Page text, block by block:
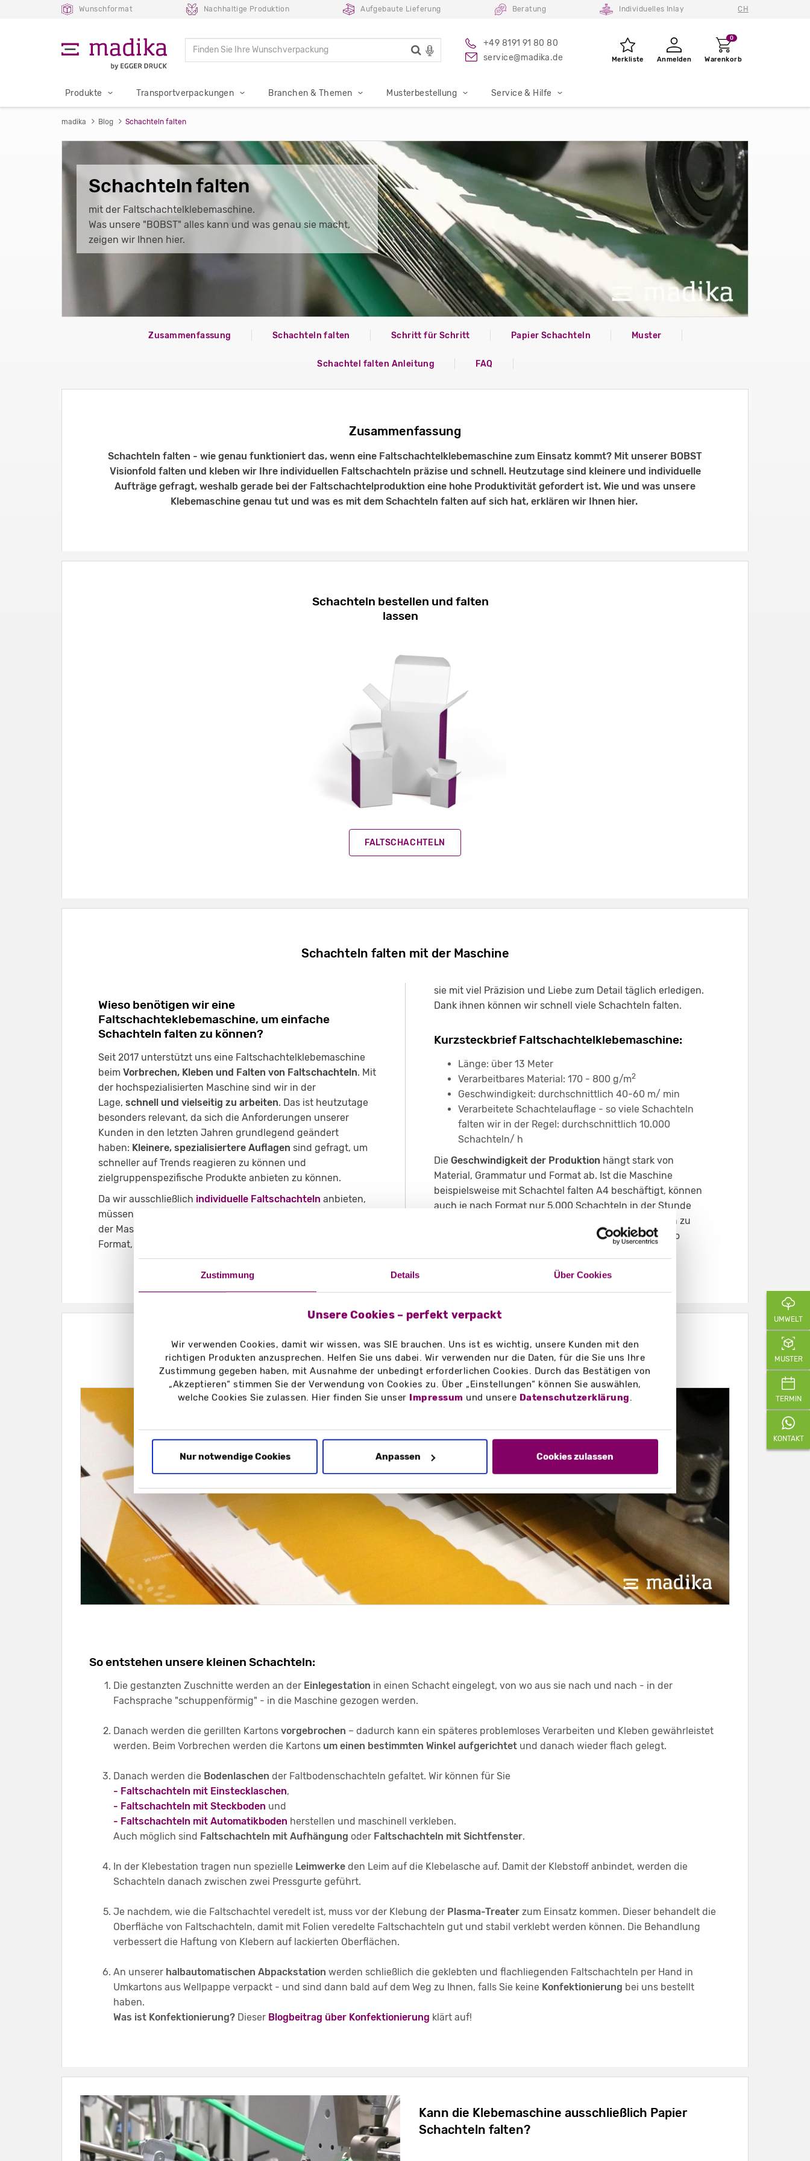
Zustimmung Details Über Cookies
Unsere Cookies – perfekt verpackt
Wir verwenden Cookies, damit wir wissen, was SIE brauchen. Uns ist es wichtig, unsere Kunden mit den
richtigen Produkten anzusprechen. Helfen Sie uns dabei. Wir verwenden nur die Daten, für die Sie uns Ihre
Zustimmung gegeben haben, mit Ausnahme der unbedingt erforderlichen Cookies. Durch das Bestätigen von
„Akzeptieren“ stimmen Sie der Verwendung von Cookies zu. Über „Einstellungen“ können Sie auswählen,
welche Cookies Sie zulassen. Hier finden Sie unser Impressum und unsere Datenschutzerklärung.
Nur notwendige Cookies Anpassen Cookies zulassen
Wunschformat Nachhaltige Produktion Aufgebaute Lieferung Beratung Individuelles Inlay CH
+49 8191 91 80 80
service@madika.de
Merkliste Anmelden
0
Warenkorb
Produkte Transportverpackungen Branchen & Themen Musterbestellung Service & Hilfe
madika Blog Schachteln falten
Schachteln falten
mit der Faltschachtelklebemaschine.
Was unsere "BOBST" alles kann und was genau sie macht,
zeigen wir Ihnen hier.
Zusammenfassung Schachteln falten Schritt für Schritt Papier Schachteln Muster
Schachtel falten Anleitung FAQ
Zusammenfassung
Schachteln falten - wie genau funktioniert das, wenn eine Faltschachtelklebemaschine zum Einsatz kommt? Mit unserer BOBST
Visionfold falten und kleben wir Ihre individuellen Faltschachteln präzise und schnell. Heutzutage sind kleinere und individuelle
Aufträge gefragt, weshalb gerade bei der Faltschachtelproduktion eine hohe Produktivität gefordert ist. Wie und was unsere
Klebemaschine genau tut und was es mit dem Schachteln falten auf sich hat, erklären wir Ihnen hier.
Schachteln bestellen und falten
lassen
FALTSCHACHTELN
Schachteln falten mit der Maschine
Wieso benötigen wir eine
Faltschachteklebemaschine, um einfache
Schachteln falten zu können?
Seit 2017 unterstützt uns eine Faltschachtelklebemaschine
beim Vorbrechen, Kleben und Falten von Faltschachteln. Mit
der hochspezialisierten Maschine sind wir in der
Lage, schnell und vielseitig zu arbeiten. Das ist heutzutage
besonders relevant, da sich die Anforderungen unserer
Kunden in den letzten Jahren grundlegend geändert
haben: Kleinere, spezialisiertere Auflagen sind gefragt, um
schneller auf Trends reagieren zu können und
zielgruppenspezifische Produkte anbieten zu können.
Da wir ausschließlich individuelle Faltschachteln anbieten,
müssen sich unsere Maschinenführer bei jedem Einrichten
der Maschine stetig auf die neuen Umstände, das neue
Format, das Material und die Veredelungen einstellen - was
sie mit viel Präzision und Liebe zum Detail täglich erledigen.
Dank ihnen können wir schnell viele Schachteln falten.
Kurzsteckbrief Faltschachtelklebemaschine:
Länge: über 13 Meter
Verarbeitbares Material: 170 - 800 g/m2
Geschwindigkeit: durchschnittlich 40-60 m/ min
Verarbeitete Schachtelauflage - so viele Schachteln
falten wir in der Regel: durchschnittlich 10.000
Schachteln/ h
Die Geschwindigkeit der Produktion hängt stark von
Material, Grammatur und Format ab. Ist die Maschine
beispielsweise mit Schachtel falten A4 beschäftigt, können
auch je nach Format nur 5.000 Schachteln in der Stunde
verarbeitet werden. Geht es darum, kleine Schachteln zu
basteln, so können sogar bis zu 15.000 Schachteln pro
Schritt für Schritt - so entstehen die Faltschachteln
So entstehen unsere kleinen Schachteln:
Die gestanzten Zuschnitte werden an der Einlegestation in einen Schacht eingelegt, von wo aus sie nach und nach - in der
Fachsprache "schuppenförmig" - in die Maschine gezogen werden.
Danach werden die gerillten Kartons vorgebrochen – dadurch kann ein späteres problemloses Verarbeiten und Kleben gewährleistet
werden. Beim Vorbrechen werden die Kartons um einen bestimmten Winkel aufgerichtet und danach wieder flach gelegt.
Danach werden die Bodenlaschen der Faltbodenschachteln gefaltet. Wir können für Sie
- Faltschachteln mit Einstecklaschen,
- Faltschachteln mit Steckboden und
- Faltschachteln mit Automatikboden herstellen und maschinell verkleben.
Auch möglich sind Faltschachteln mit Aufhängung oder Faltschachteln mit Sichtfenster.
In der Klebestation tragen nun spezielle Leimwerke den Leim auf die Klebelasche auf. Damit der Klebstoff anbindet, werden die
Schachteln danach zwischen zwei Pressgurte geführt.
Je nachdem, wie die Faltschachtel veredelt ist, muss vor der Klebung der Plasma-Treater zum Einsatz kommen. Dieser behandelt die
Oberfläche von Faltschachteln, damit mit Folien veredelte Faltschachteln gut und stabil verklebt werden können. Die Behandlung
verbessert die Haftung von Klebern auf lackierten Oberflächen.
An unserer halbautomatischen Abpackstation werden schließlich die geklebten und flachliegenden Faltschachteln per Hand in
Umkartons aus Wellpappe verpackt - und sind dann bald auf dem Weg zu Ihnen, falls Sie keine Konfektionierung bei uns bestellt
haben.
Was ist Konfektionierung? Dieser Blogbeitrag über Konfektionierung klärt auf!
Kann die Klebemaschine ausschließlich Papier
Schachteln falten?
UMWELT
MUSTER
TERMIN
KONTAKT